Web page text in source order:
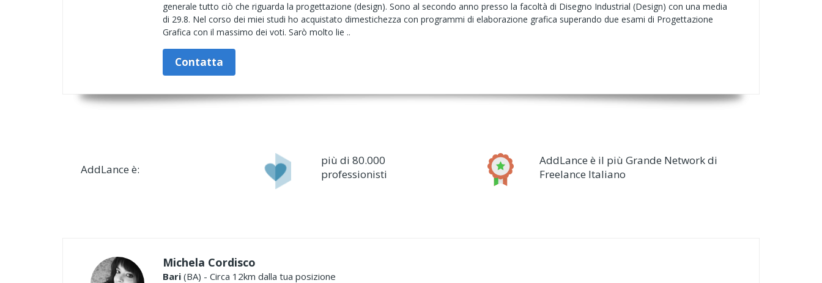
generale tutto ciò che riguarda la progettazione (design). Sono al secondo anno presso la facoltà di Disegno Industrial (Design) con una media
di 29.8. Nel corso dei miei studi ho acquistato dimestichezza con programmi di elaborazione grafica superando due esami di Progettazione
Grafica con il massimo dei voti. Sarò molto lie ..
Contatta
AddLance è:
più di 80.000
professionisti
AddLance è il più Grande Network di
Freelance Italiano
Michela Cordisco
Bari (BA) - Circa 12km dalla tua posizione